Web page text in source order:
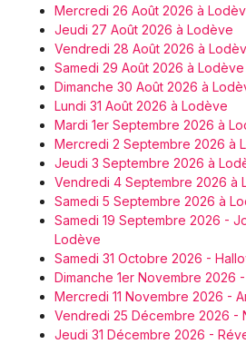
Mercredi 26 Août 2026 à
Jeudi 27 Août 2026 à Lodève
Vendredi 28 Août 2026 à
Samedi 29 Août 2026 à Lodève
Dimanche 30 Août 2026 à
Lundi 31 Août 2026 à Lodève
Mardi 1er Septembre 2026 à
Mercredi 2 Septembre 2026 à
Jeudi 3 Septembre 2026 à
Vendredi 4 Septembre 2026 à
Samedi 5 Septembre 2026 à
Samedi 19 Septembre 2026 -
Lodève
Samedi 31 Octobre 2026 -
Dimanche 1er Novembre 2026
Mercredi 11 Novembre 2026 -
Vendredi 25 Décembre 2026 -
Jeudi 31 Décembre 2026 -